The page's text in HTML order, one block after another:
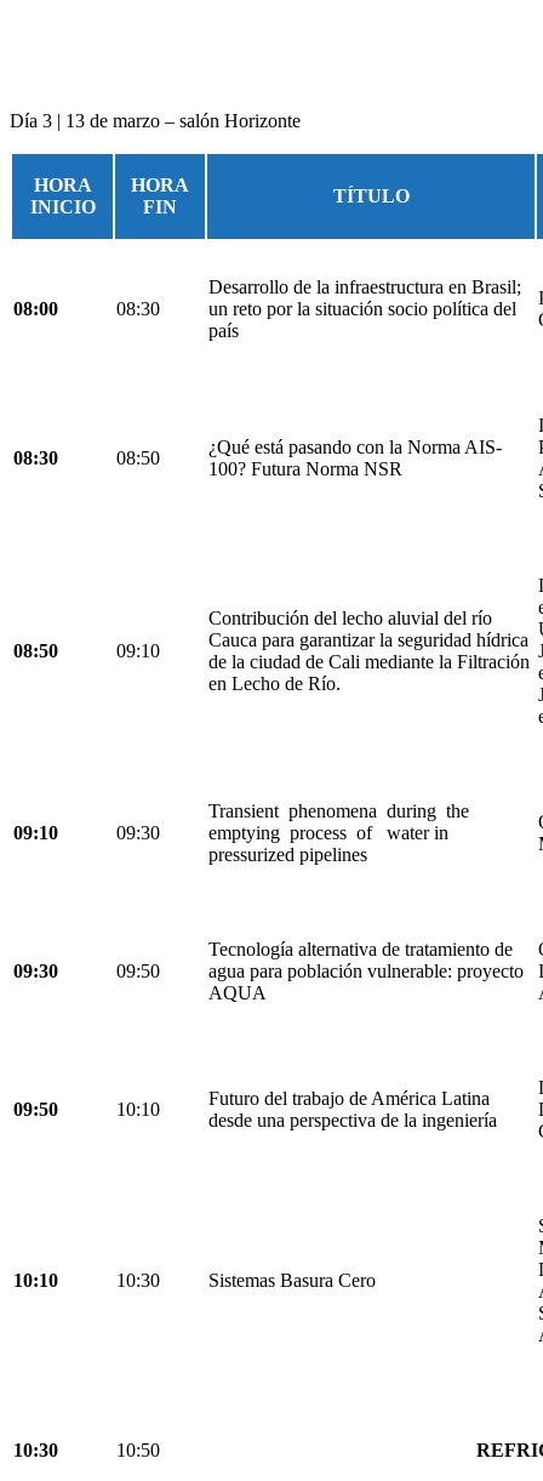
Día 3 | 13 de marzo – salón Horizonte
HORA
INICIO
HORA
FIN
TÍTULO
08:00 08:30
Desarrollo de la infraestructura en Brasil;
un reto por la situación socio política del
país
08:30 08:50
¿Qué está pasando con la Norma AIS-
100? Futura Norma NSR
08:50 09:10
Contribución del lecho aluvial del río
Cauca para garantizar la seguridad hídrica
de la ciudad de Cali mediante la Filtración
en Lecho de Río.
09:10 09:30
Transient phenomena during the
emptying process of water in
pressurized pipelines
09:30 09:50
Tecnología alternativa de tratamiento de
agua para población vulnerable: proyecto
AQUA
09:50 10:10
Futuro del trabajo de América Latina
desde una perspectiva de la ingeniería
10:10 10:30 Sistemas Basura Cero
10:30 10:50